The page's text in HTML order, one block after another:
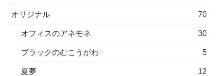
オリジナル 70
オフィスのアネモネ 30
ブラックのむこうがわ 5
夏夢 12